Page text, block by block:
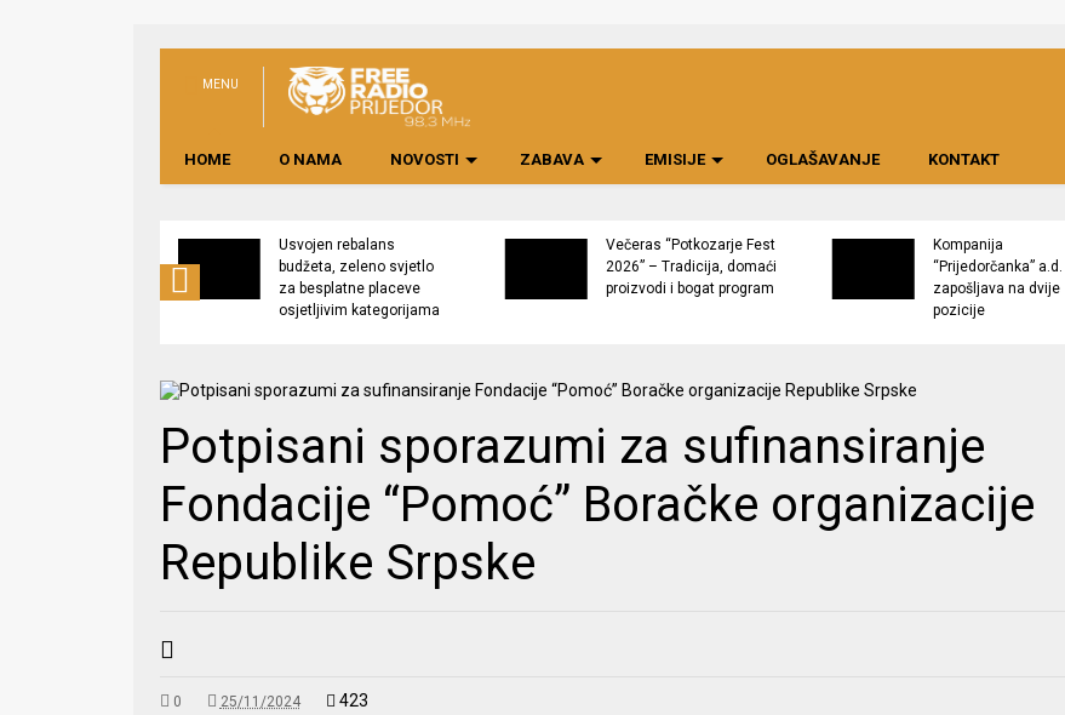
MENU
HOME O NAMA NOVOSTI ZABAVA EMISIJE OGLAŠAVANJE KONTAKT
Usvojen rebalans
budžeta, zeleno svjetlo
za besplatne placeve
osjetljivim kategorijama
Večeras “Potkozarje Fest
2026” – Tradicija, domaći
proizvodi i bogat program
Kompanija
“Prijedorčanka” a.d.
zapošljava na dvije
pozicije
Potpisani sporazumi za sufinansiranje
Fondacije “Pomoć” Boračke organizacije
Republike Srpske
0 25/11/2024 423